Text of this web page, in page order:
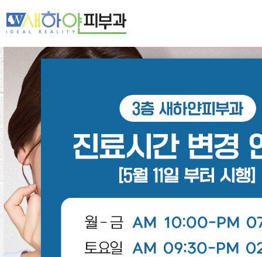
새하얀 네트워크
기미·색소·홍조
주름·탄력
제모·모발
피부클리닉
레이저클리닉
스페셜클리닉